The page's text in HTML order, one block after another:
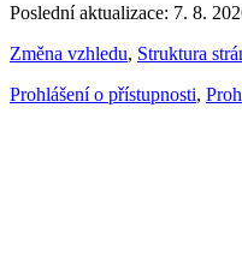
Poslední aktualizace: 7. 8.
Změna vzhledu, Struktura
Prohlášení o přístupnosti,